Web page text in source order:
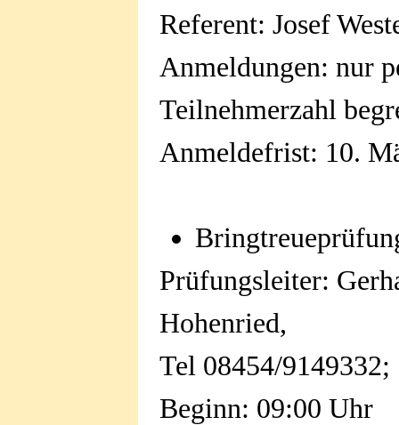
Referent: Josef
Anmeldungen: nur
Teilnehmerzahl
Anmeldefrist: 10.
Prüfungsleiter:
Hohenried,
Tel 08454/
Beginn: 09:00 Uhr